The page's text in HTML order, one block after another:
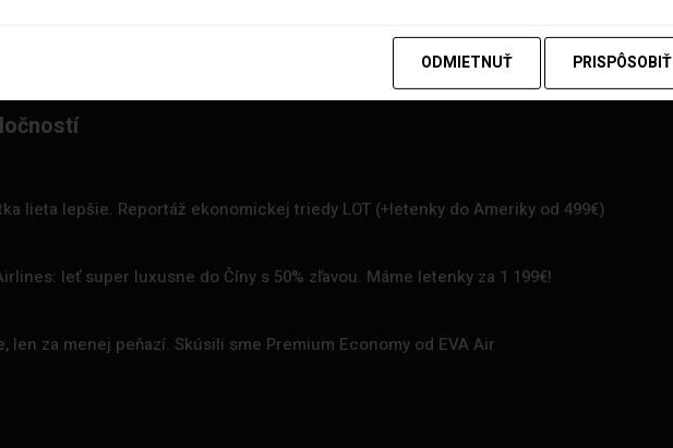
lieta lepšie. Reportáž ekonomickej triedy LOT (+letenky do Ameriky od 499€)
leť super luxusne do Číny s 50% zľavou. Máme letenky za 1 199€!
len za menej peňazí. Skúsili sme Premium Economy od EVA Air
ODMIETNUŤ PRISPÔSOBIŤ